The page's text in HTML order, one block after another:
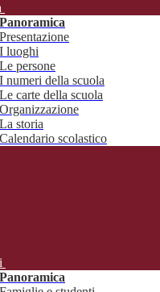
Panoramica
Presentazione
I luoghi
Le persone
I numeri della scuola
Le carte della scuola
Organizzazione
La storia
Calendario scolastico
Panoramica